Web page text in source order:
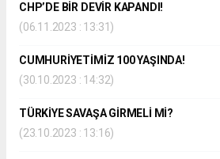
CHP’DE BİR DEVİR KAPANDI!
(06.11.2023 : 13:31)
CUMHURİYETİMİZ 100 YAŞINDA!
(30.10.2023 : 14:32)
TÜRKİYE SAVAŞA GİRMELİ Mİ?
(23.10.2023 : 13:16)